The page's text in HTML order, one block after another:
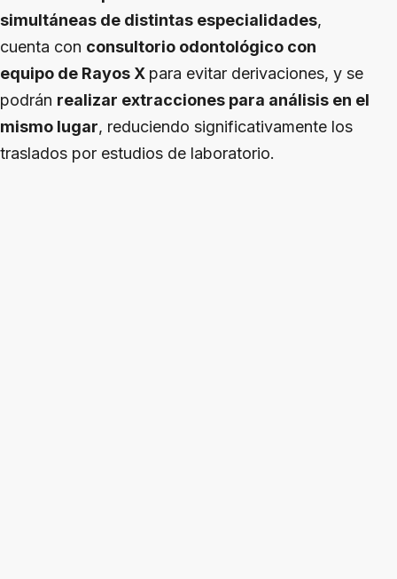
simultáneas de distintas especialidades,
cuenta con consultorio odontológico con
equipo de Rayos X para evitar derivaciones, y se
podrán realizar extracciones para análisis en el
mismo lugar, reduciendo significativamente los
traslados por estudios de laboratorio.